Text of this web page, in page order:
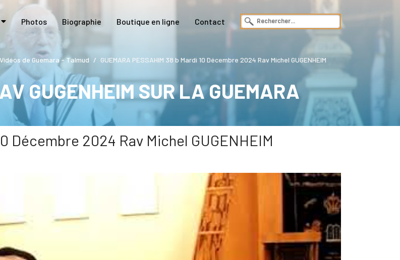
Photos Biographie Boutique en ligne Contact
de Guemara - Talmud GUEMARA PESSAHIM 38 b Mardi 10 Décembre 2024 Rav Michel GUGENHEIM
GUGENHEIM SUR LA GUEMARA
Décembre 2024 Rav Michel GUGENHEIM